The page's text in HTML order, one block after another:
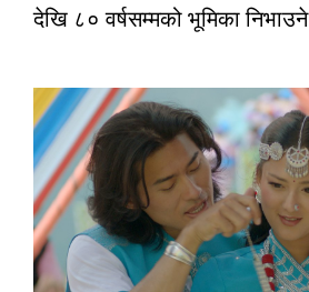
देखि ८० वर्षसम्मको भूमिका निभाउने